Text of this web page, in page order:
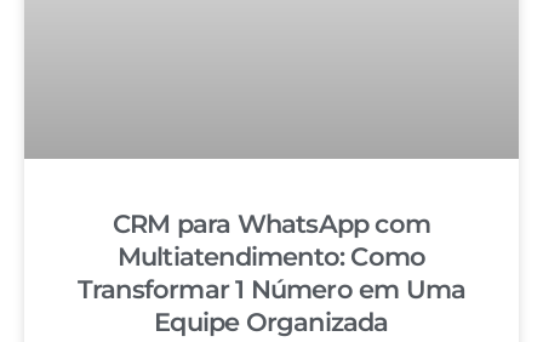
CRM para WhatsApp com
Multiatendimento: Como
Transformar 1 Número em Uma
Equipe Organizada